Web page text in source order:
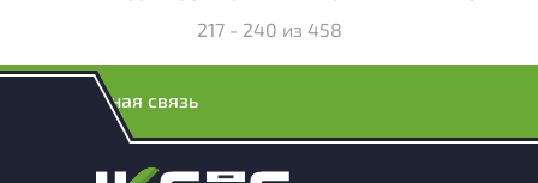
217 - 240 из 458
Обратная связь